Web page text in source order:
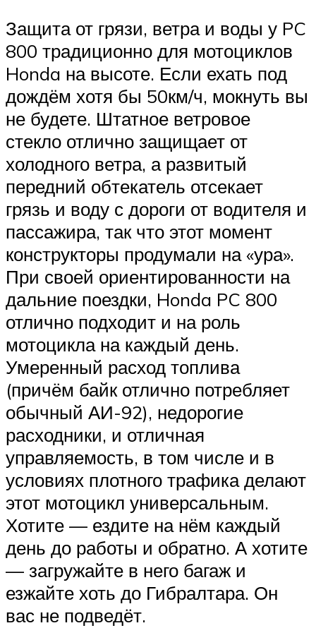
Защита от грязи, ветра и воды у PC
800 традиционно для мотоциклов
Honda на высоте. Если ехать под
дождём хотя бы 50км/ч, мокнуть вы
не будете. Штатное ветровое
стекло отлично защищает от
холодного ветра, а развитый
передний обтекатель отсекает
грязь и воду с дороги от водителя и
пассажира, так что этот момент
конструкторы продумали на «ура».
При своей ориентированности на
дальние поездки, Honda PC 800
отлично подходит и на роль
мотоцикла на каждый день.
Умеренный расход топлива
(причём байк отлично потребляет
обычный АИ-92), недорогие
расходники, и отличная
управляемость, в том числе и в
условиях плотного трафика делают
этот мотоцикл универсальным.
Хотите — ездите на нём каждый
день до работы и обратно. А хотите
— загружайте в него багаж и
езжайте хоть до Гибралтара. Он
вас не подведёт.